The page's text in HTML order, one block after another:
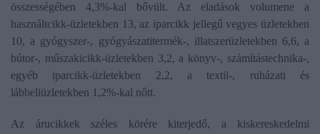
összességében 4,3%-kal bővült. Az eladások volumene a
használtcikk-üzletekben 13, az iparcikk jellegű vegyes üzletekben
10, a gyógyszer-, gyógyászatitermék-, illatszerüzletekben 6,6, a
bútor-, műszakicikk-üzletekben 3,2, a könyv-, számítástechnika-,
egyéb iparcikk-üzletekben 2,2, a textil-, ruházati és
lábbeliüzletekben 1,2%-kal nőtt.
Az árucikkek széles körére kiterjedő, a kiskereskedelmi